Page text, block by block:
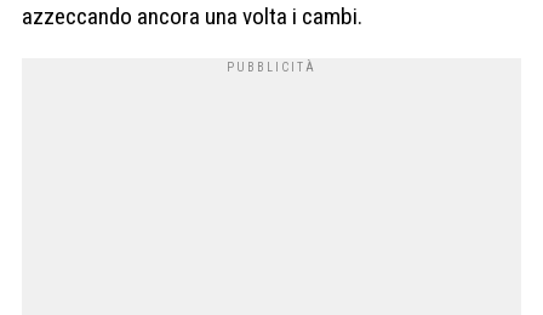
azzeccando ancora una volta i cambi.